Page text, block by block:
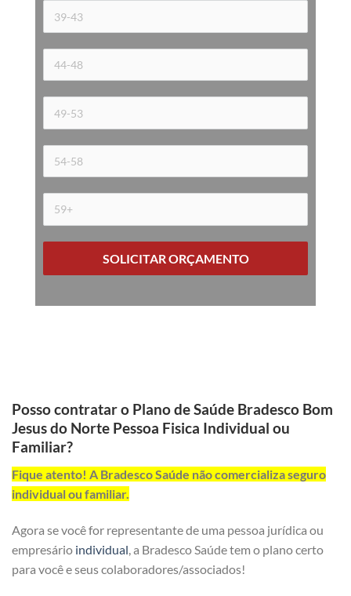
SOLICITAR ORÇAMENTO
Posso contratar o Plano de Saúde Bradesco Bom
Jesus do Norte Pessoa Fisica Individual ou
Familiar?
Fique atento! A Bradesco Saúde não comercializa seguro
individual ou familiar.
Agora se você for representante de uma pessoa jurídica ou
empresário individual , a Bradesco Saúde tem o plano certo
para você e seus colaboradores/associados!